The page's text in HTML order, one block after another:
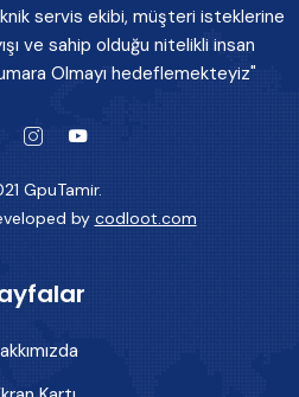
servis ekibi, müşteri isteklerine
ve sahip olduğu nitelikli insan
Olmayı hedeflemekteyiz"
GpuTamir.
by codloot.com